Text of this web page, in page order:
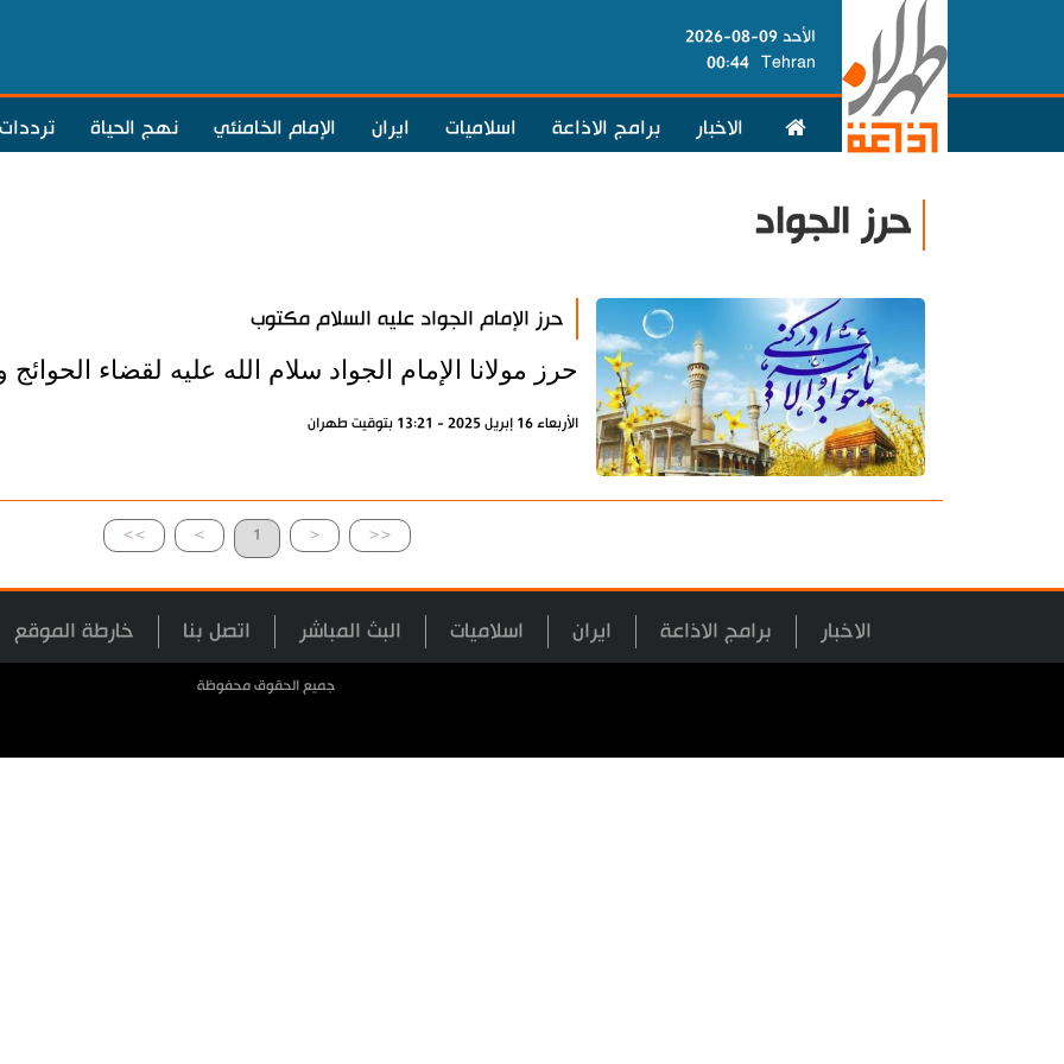
الأحد 09-08-2026
Tehran
00:44
الاخبار برامج الاذاعة اسلاميات ايران الإمام الخامنئي نهج الحياة ترددات
حرز الجواد
حرز الإمام الجواد عليه السلام مكتوب
حرز مولانا الإمام الجواد سلام الله عليه لقضاء الحوائج
الأربعاء 16 إبريل 2025 - 13:21 بتوقيت طهران
>> > 1 < <<
الاخبار برامج الاذاعة ايران اسلاميات البث المباشر اتصل بنا خارطة الموقع
جميع الحقوق محفوظة